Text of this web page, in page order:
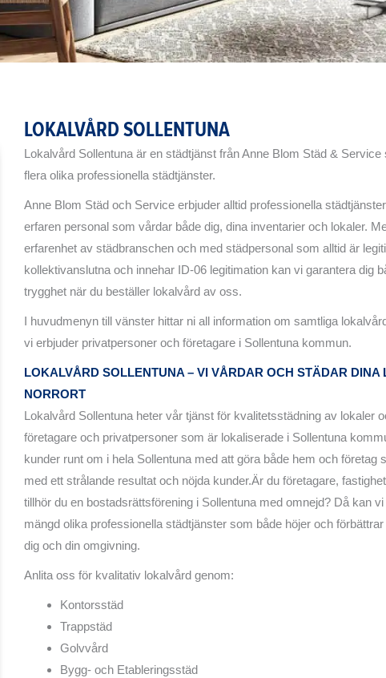
LOKALVÅRD SOLLENTUNA
Lokalvård Sollentuna är en städtjänst från Anne Blom Städ & Service
flera olika professionella städtjänster.
Anne Blom Städ och Service erbjuder alltid professionella
erfaren personal som vårdar både dig, dina inventarier och lokaler.
erfarenhet av städbranschen och med städpersonal som alltid är
kollektivanslutna och innehar ID-06 legitimation kan vi garantera dig
trygghet när du beställer lokalvård av oss.
I huvudmenyn till vänster hittar ni all information om samtliga
vi erbjuder privatpersoner och företagare i Sollentuna kommun.
LOKALVÅRD SOLLENTUNA – VI VÅRDAR OCH STÄDAR DINA
NORRORT
Lokalvård Sollentuna heter vår tjänst för kvalitetsstädning av lokaler
företagare och privatpersoner som är lokaliserade i Sollentuna
kunder runt om i hela Sollentuna med att göra både hem och företag
med ett strålande resultat och nöjda kunder.Är du företagare,
tillhör du en bostadsrättsförening i Sollentuna med omnejd? Då kan
mängd olika professionella städtjänster som både höjer och
dig och din omgivning.
Anlita oss för kvalitativ lokalvård genom:
Kontorsstäd
Trappstäd
Golvvård
Bygg- och Etableringsstäd